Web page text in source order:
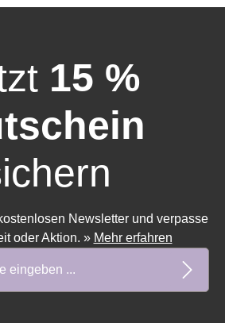
von 0 von 5 SternenDurchschnittliche
15 %
Newsletter und verpasse
oder Aktion. » Mehr erfahren